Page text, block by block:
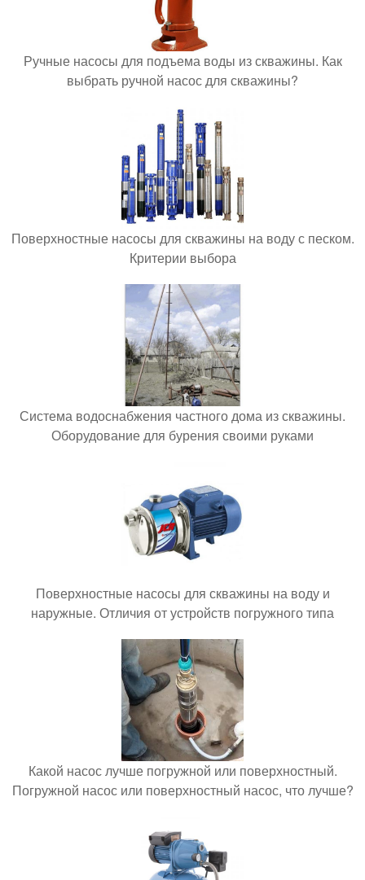
Ручные насосы для подъема воды из скважины. Как
выбрать ручной насос для скважины?
Поверхностные насосы для скважины на воду с песком.
Критерии выбора
Система водоснабжения частного дома из скважины.
Оборудование для бурения своими руками
Поверхностные насосы для скважины на воду и
наружные. Отличия от устройств погружного типа
Какой насос лучше погружной или поверхностный.
Погружной насос или поверхностный насос, что лучше?